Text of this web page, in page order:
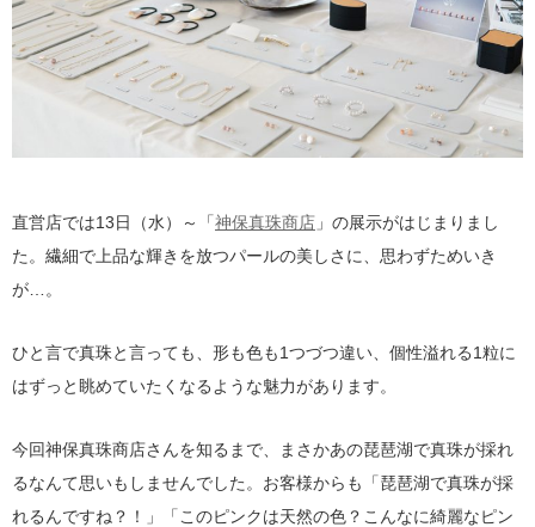
直営店では13日（水）～「神保真珠商店 」の展示がはじまりまし
た。繊細で上品な輝きを放つパールの美しさに、思わずためいき
が…。
ひと言で真珠と言っても、形も色も1つづつ違い、個性溢れる1粒に
はずっと眺めていたくなるような魅力があります。
今回神保真珠商店さんを知るまで、まさかあの琵琶湖で真珠が採れ
るなんて思いもしませんでした。お客様からも「琵琶湖で真珠が採
れるんですね？！」「このピンクは天然の色？こんなに綺麗なピン